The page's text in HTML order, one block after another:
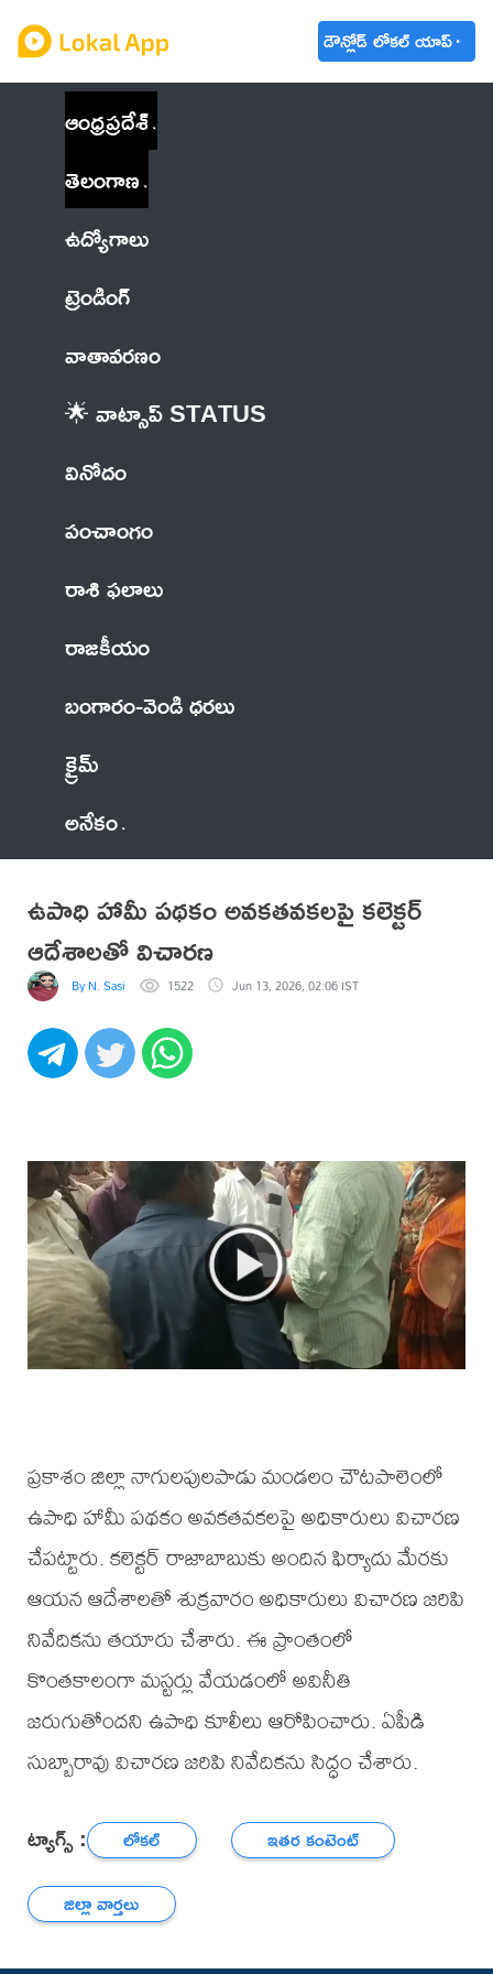
డౌన్లోడ్ లోకల్ యాప్
ఆంధ్రప్రదేశ్
తెలంగాణ
ఉద్యోగాలు
ట్రెండింగ్
వాతావరణం
🌟 వాట్సాప్ STATUS
వినోదం
పంచాంగం
రాశి ఫలాలు
రాజకీయం
బంగారం-వెండి ధరలు
క్రైమ్
అనేకం
ఉపాధి హామీ పథకం అవకతవకలపై కలెక్టర్
ఆదేశాలతో విచారణ
By N. Sasi 1522 Jun 13, 2026, 02:06 IST
ప్రకాశం జిల్లా నాగులపులపాడు మండలం చౌటపాలెంలో
ఉపాధి హామీ పథకం అవకతవకలపై అధికారులు విచారణ
చేపట్టారు. కలెక్టర్ రాజాబాబుకు అందిన ఫిర్యాదు మేరకు
ఆయన ఆదేశాలతో శుక్రవారం అధికారులు విచారణ జరిపి
నివేదికను తయారు చేశారు. ఈ ప్రాంతంలో
కొంతకాలంగా మస్టర్లు వేయడంలో అవినీతి
జరుగుతోందని ఉపాధి కూలీలు ఆరోపించారు. ఏపీడి
సుబ్బారావు విచారణ జరిపి నివేదికను సిద్ధం చేశారు.
ట్యాగ్స్ : లోకల్
ఇతర కంటెంట్
జిల్లా వార్తలు